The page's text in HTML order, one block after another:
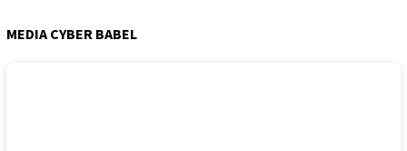
MEDIA CYBER BABEL